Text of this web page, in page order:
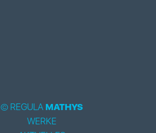
© REGULA MATHYS
WERKE